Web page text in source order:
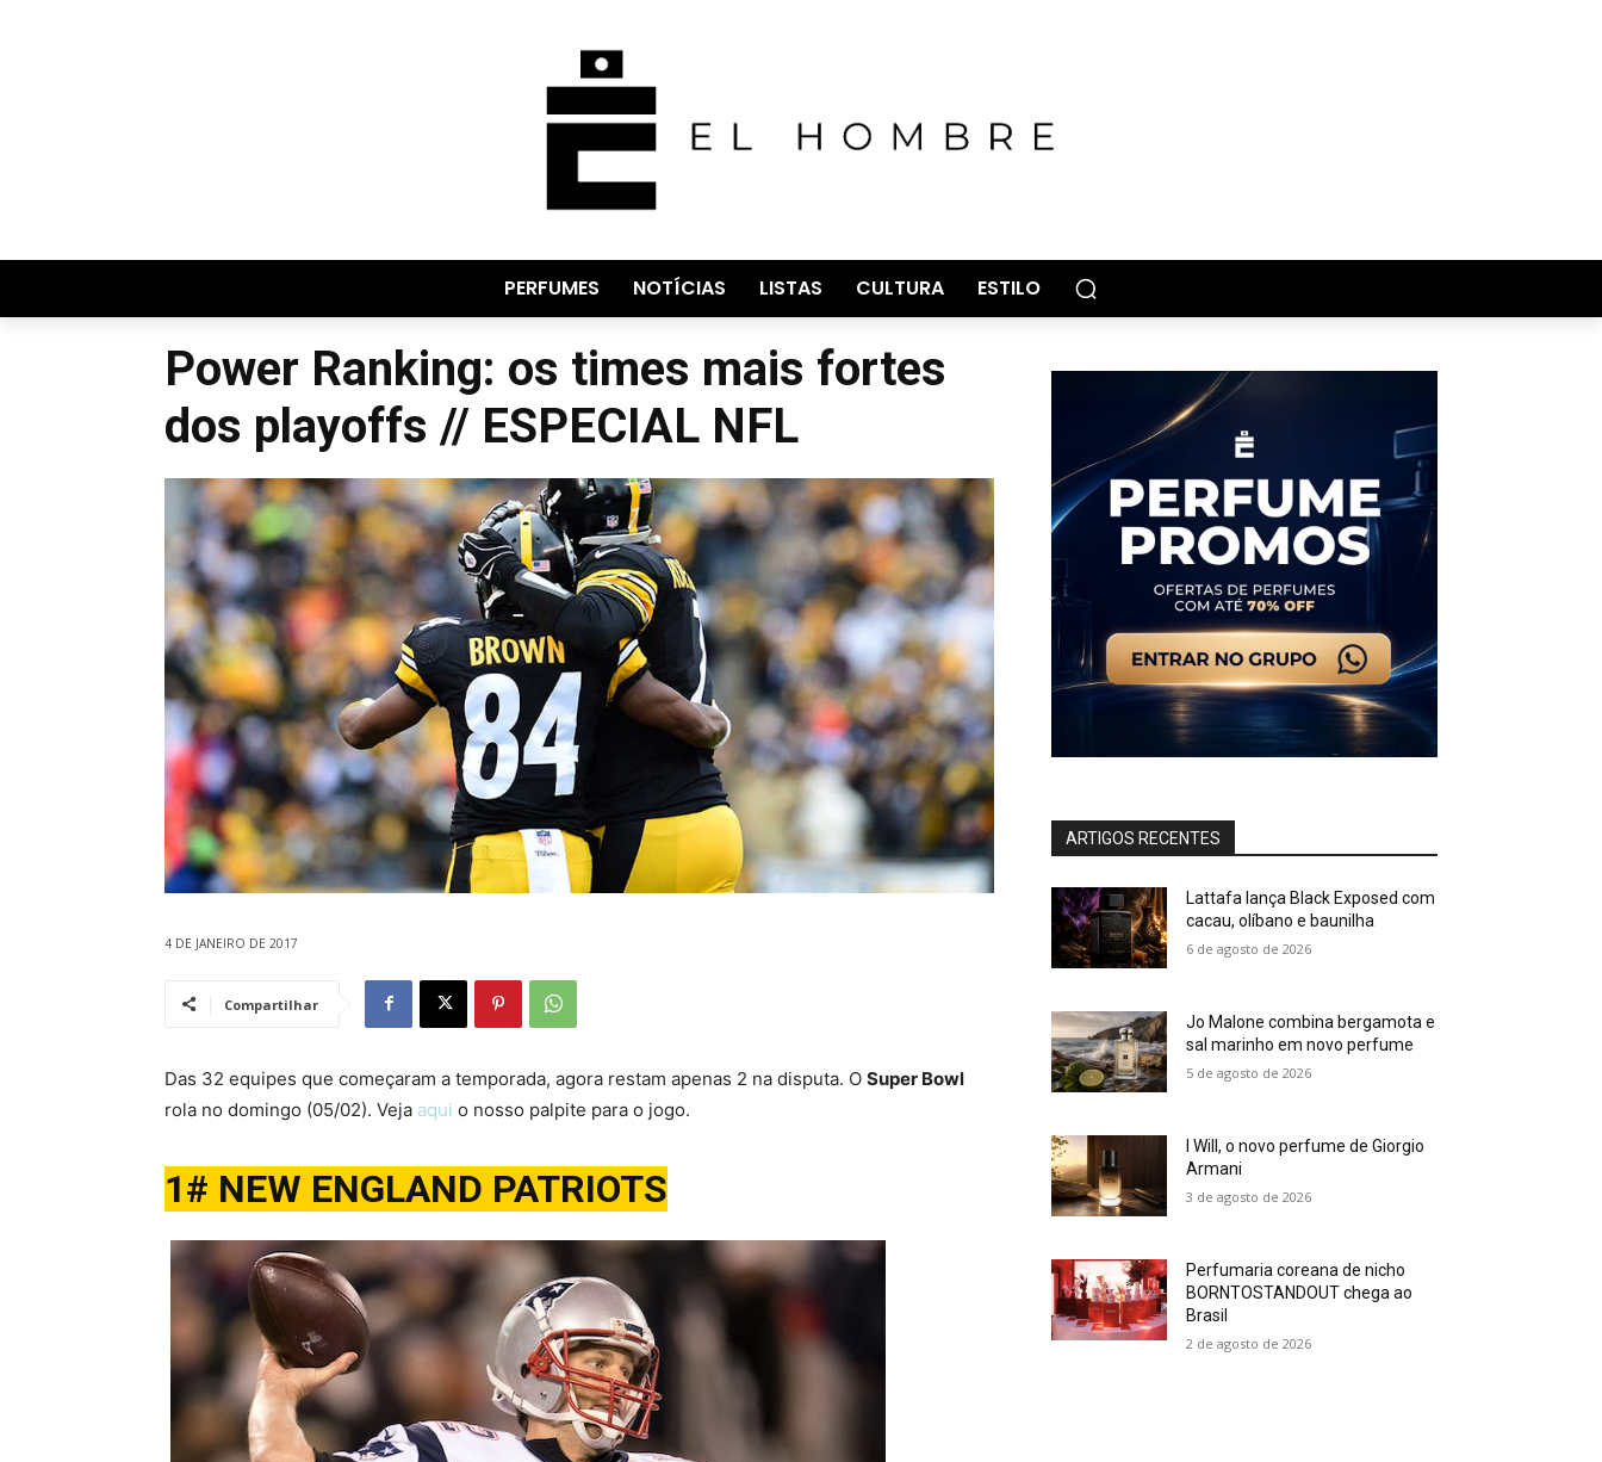
PERFUMES NOTÍCIAS LISTAS CULTURA ESTILO
Power Ranking: os times mais fortes
dos playoffs // ESPECIAL NFL
4 DE JANEIRO DE 2017
Compartilhar
Das 32 equipes que começaram a temporada, agora restam apenas 2 na disputa. O Super Bowl
rola no domingo (05/02). Veja aqui o nosso palpite para o jogo.
1# NEW ENGLAND PATRIOTS
ARTIGOS RECENTES
Lattafa lança Black Exposed com
cacau, olíbano e baunilha
6 de agosto de 2026
Jo Malone combina bergamota e
sal marinho em novo perfume
5 de agosto de 2026
I Will, o novo perfume de Giorgio
Armani
3 de agosto de 2026
Perfumaria coreana de nicho
BORNTOSTANDOUT chega ao
Brasil
2 de agosto de 2026